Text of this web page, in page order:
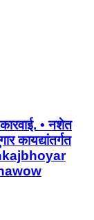
कारवाई. • नशेत
कायद्यांतर्गत